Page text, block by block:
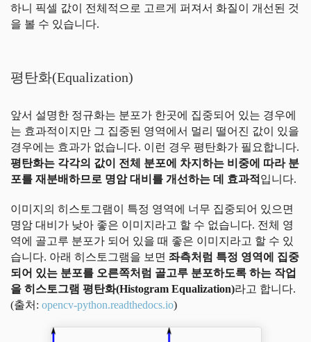
하니 픽셀 값이 전체적으로 고르게 퍼져서 화질이 개선된 것
을 볼 수 있습니다.
평탄화(Equalization)
앞서 설명한 정규화는 분포가 한곳에 집중되어 있는 경우에
는 효과적이지만 그 집중된 영역에서 멀리 떨어진 값이 있을
경우에는 효과가 없습니다. 이런 경우 평탄화가 필요합니다.
평탄화는 각각의 값이 전체 분포에 차지하는 비중에 따라 분
포를 재분배하므로 명암 대비를 개선하는 데 효과적 입니다.
이미지의 히스토그램이 특정 영역에 너무 집중되어 있으면
명암 대비가 낮아 좋은 이미지라고 할 수 없습니다. 전체 영
역에 골고루 분포가 되어 있을 때 좋은 이미지라고 할 수 있
습니다. 아래 히스토그램을 보면 좌측처럼 특정 영역에 집중
되어 있는 분포를 오른쪽처럼 골고루 분포하도록 하는 작업
을 히스토그램 평탄화(Histogram Equalization)라고 합니다.
(출처: opencv-python.readthedocs.io)